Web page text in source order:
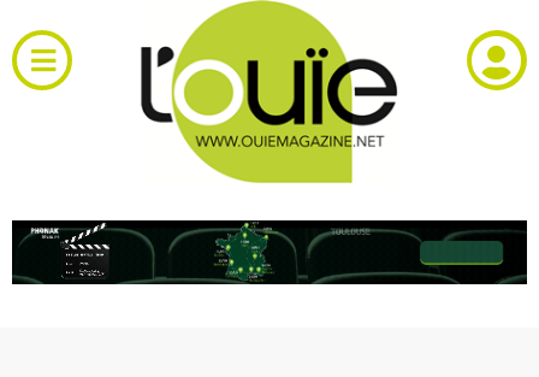
au
contenu
Toggle
Navigation
RH et emploi